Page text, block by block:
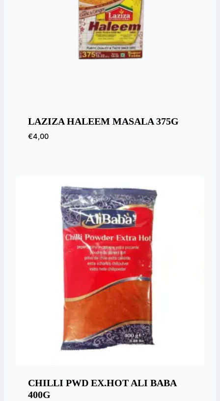
LAZIZA HALEEM MASALA 375G
€4,00
CHILLI PWD EX.HOT ALI BABA
400G